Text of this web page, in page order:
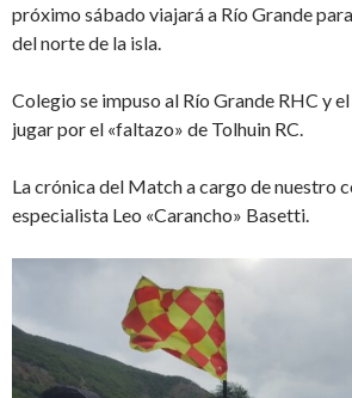
próximo sábado viajará a Río Grande
del norte de la isla.
Colegio se impuso al Río Grande RHC y
jugar por el «faltazo» de Tolhuin RC.
La crónica del Match a cargo de nuestro
especialista Leo «Carancho» Basetti.